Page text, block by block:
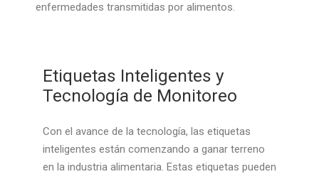
enfermedades transmitidas por alimentos.
Etiquetas Inteligentes y
Tecnología de Monitoreo
Con el avance de la tecnología, las etiquetas
inteligentes están comenzando a ganar terreno
en la industria alimentaria. Estas etiquetas pueden